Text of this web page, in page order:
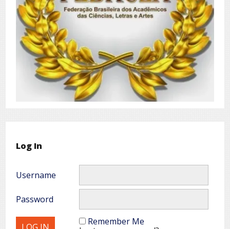
Log In
Username
Password
Remember Me